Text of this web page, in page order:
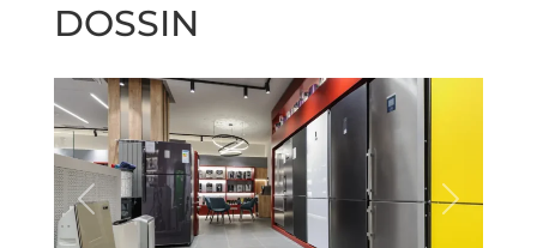
DOSSIN
Précédente Prochaine